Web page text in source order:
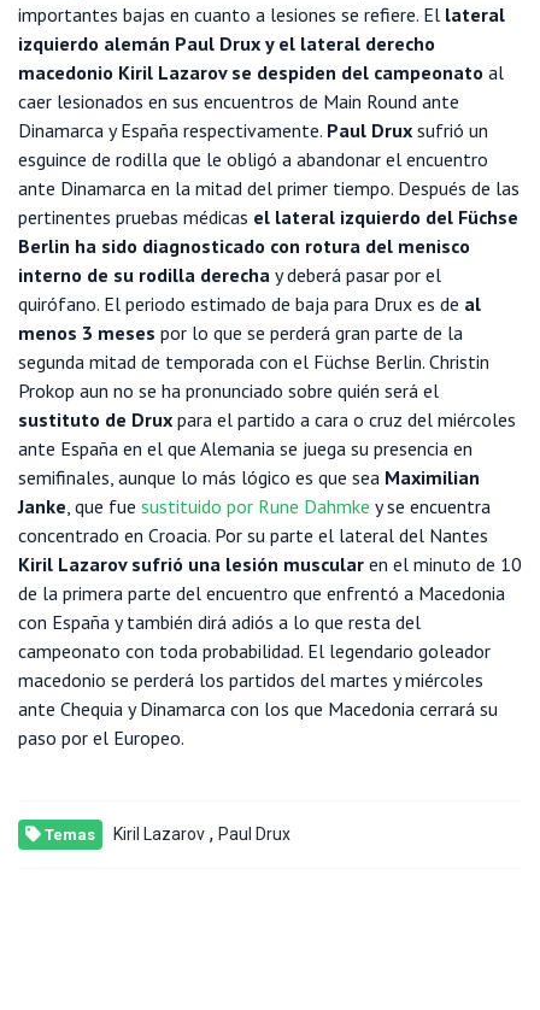
importantes bajas en cuanto a lesiones se refiere. El lateral
izquierdo alemán Paul Drux y el lateral derecho
macedonio Kiril Lazarov se despiden del campeonato al
caer lesionados en sus encuentros de Main Round ante
Dinamarca y España respectivamente. Paul Drux sufrió un
esguince de rodilla que le obligó a abandonar el encuentro
ante Dinamarca en la mitad del primer tiempo. Después de las
pertinentes pruebas médicas el lateral izquierdo del Füchse
Berlin ha sido diagnosticado con rotura del menisco
interno de su rodilla derecha y deberá pasar por el
quirófano. El periodo estimado de baja para Drux es de al
menos 3 meses por lo que se perderá gran parte de la
segunda mitad de temporada con el Füchse Berlin. Christin
Prokop aun no se ha pronunciado sobre quién será el
sustituto de Drux para el partido a cara o cruz del miércoles
ante España en el que Alemania se juega su presencia en
semifinales, aunque lo más lógico es que sea Maximilian
Janke , que fue sustituido por Rune Dahmke y se encuentra
concentrado en Croacia. Por su parte el lateral del Nantes
Kiril Lazarov sufrió una lesión muscular en el minuto de 10
de la primera parte del encuentro que enfrentó a Macedonia
con España y también dirá adiós a lo que resta del
campeonato con toda probabilidad. El legendario goleador
macedonio se perderá los partidos del martes y miércoles
ante Chequia y Dinamarca con los que Macedonia cerrará su
paso por el Europeo.
Temas Kiril Lazarov , Paul Drux